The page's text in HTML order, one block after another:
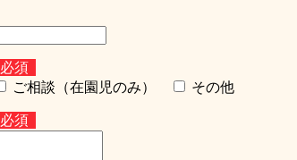
必須
ご相談（在園児のみ） その他
必須